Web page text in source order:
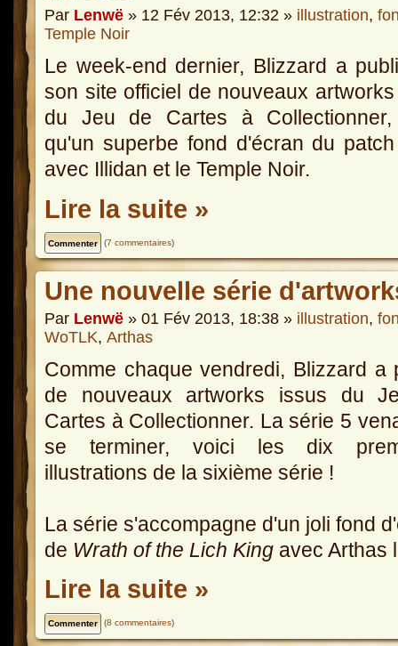
Par Lenwë » 12 Fév 2013, 12:32 » illustration,
Temple Noir
Le week-end dernier, Blizzard a
son site officiel de nouveaux
du Jeu de Cartes à
qu'un superbe fond d'écran du
avec Illidan et le Temple Noir.
Lire la suite »
(7 commentaires)
Une nouvelle série
Par Lenwë » 01 Fév 2013, 18:38 » illustration,
WoTLK, Arthas
Comme chaque vendredi, Blizzard a
de nouveaux artworks issus du
Cartes à Collectionner. La série 5
se terminer, voici les dix
illustrations de la sixième série !
La série s'accompagne d'un joli fond
de Wrath of the Lich King avec Arthas
Lire la suite »
(8 commentaires)